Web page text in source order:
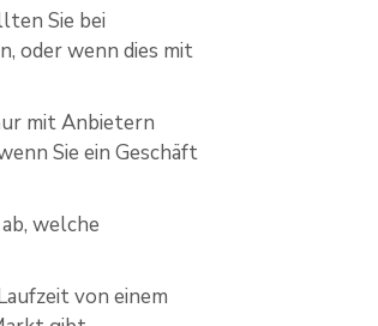
Sie bei
oder wenn dies mit
mit Anbietern
Sie ein Geschäft
welche
von einem